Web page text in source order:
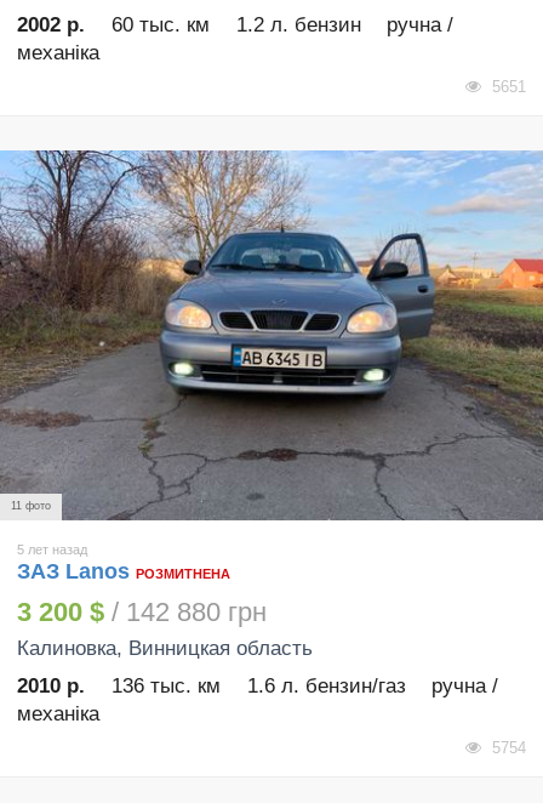
2002 р.
60 тыс. км 1.2 л. бензин
ручна /
механіка
5651
11 фото
5 лет назад
ЗАЗ Lanos РОЗМИТНЕНА
3 200 $ / 142 880 грн
Калиновка, Винницкая область
2010 р.
136 тыс. км 1.6 л. бензин/газ
ручна /
механіка
5754